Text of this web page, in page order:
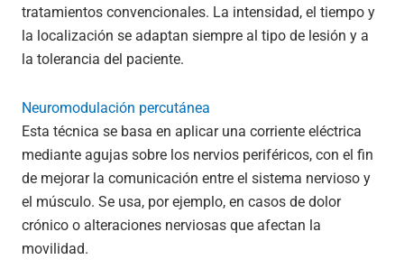
tratamientos convencionales. La intensidad, el tiempo y
la localización se adaptan siempre al tipo de lesión y a
la tolerancia del paciente.
Neuromodulación percutánea
Esta técnica se basa en aplicar una corriente eléctrica
mediante agujas sobre los nervios periféricos, con el fin
de mejorar la comunicación entre el sistema nervioso y
el músculo. Se usa, por ejemplo, en casos de dolor
crónico o alteraciones nerviosas que afectan la
movilidad.